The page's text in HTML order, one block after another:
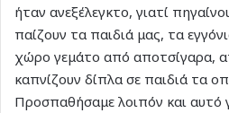
ήταν ανεξέλεγκτο, γιατί
παίζουν τα παιδιά μας, τα
χώρο γεμάτο από αποτσίγαρα,
καπνίζουν δίπλα σε παιδιά τα
Προσπαθήσαμε λοιπόν και αυτό